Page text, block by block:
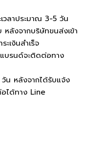
วลาประมาณ 3-5 วัน
หลังจากบริษัทขนส่งเข้า
ะเงินสำเร็จ
บรนด์จะติดต่อทาง
น หลังจากได้รับแจ้ง
ได้ทาง Line